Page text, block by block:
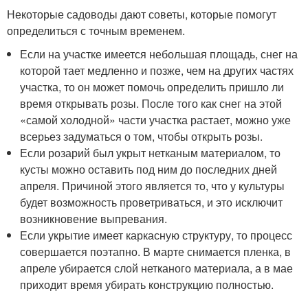
Некоторые садоводы дают советы, которые помогут
определиться с точным временем.
Если на участке имеется небольшая площадь, снег на
которой тает медленно и позже, чем на других частях
участка, то он может помочь определить пришло ли
время открывать розы. После того как снег на этой
«самой холодной» части участка растает, можно уже
всерьез задуматься о том, чтобы открыть розы.
Если розарий был укрыт нетканым материалом, то
кусты можно оставить под ним до последних дней
апреля. Причиной этого является то, что у культуры
будет возможность проветриваться, и это исключит
возникновение выпревания.
Если укрытие имеет каркасную структуру, то процесс
совершается поэтапно. В марте снимается пленка, в
апреле убирается слой нетканого материала, а в мае
приходит время убирать конструкцию полностью.